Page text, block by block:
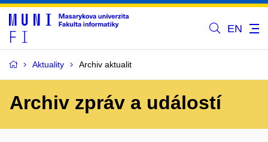
EN
Aktuality Archiv aktualit
Archiv zpráv a událostí